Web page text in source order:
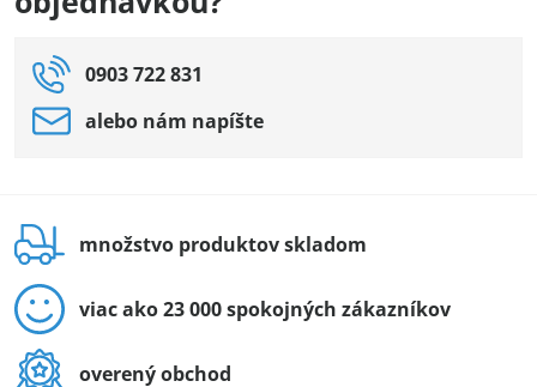
0903 722 831
alebo nám napíšte
množstvo produktov skladom
viac ako 23 000 spokojných zákazníkov
overený obchod